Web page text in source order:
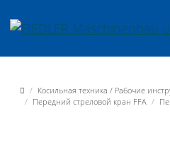
Fiedler Maschinenbau und
Косильная техника / Рабочие
Передний стреловой кран FFA